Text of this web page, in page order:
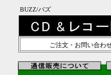
BUZZ/バズ
ご注文・お問い合わ